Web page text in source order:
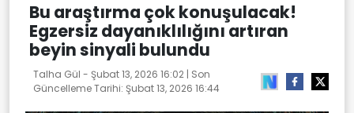
Bu araştırma çok konuşulacak!
Egzersiz dayanıklılığını artıran
beyin sinyali bulundu
Talha Gül - Şubat 13, 2026 16:02 | Son
Güncelleme Tarihi: Şubat 13, 2026 16:44